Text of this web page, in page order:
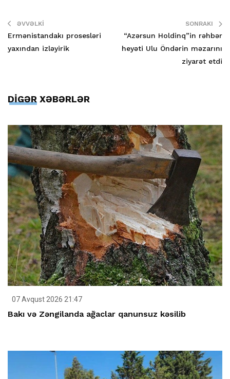
ƏVVƏLKI
Ermənistandakı prosesləri
yaxından izləyirik
SONRAKI
“Azərsun Holdinq”in rəhbər
heyəti Ulu Öndərin məzarını
ziyarət etdi
DİGƏR XƏBƏRLƏR
07 Avqust 2026 21:47
Bakı və Zəngilanda ağaclar qanunsuz kəsilib